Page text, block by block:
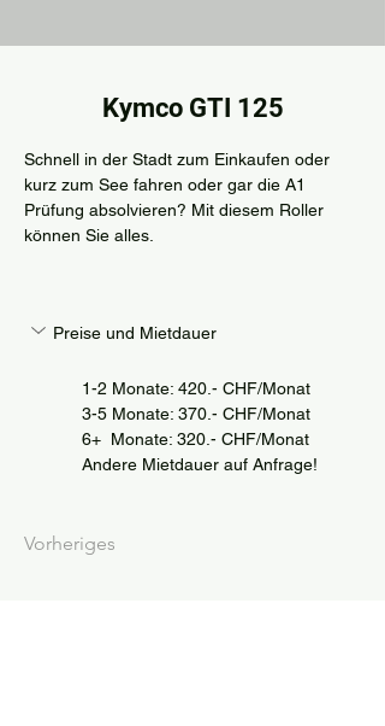
Kymco GTI 125
Schnell in der Stadt zum Einkaufen oder
kurz zum See fahren oder gar die A1
Prüfung absolvieren? Mit diesem Roller
können Sie alles.
Preise und Mietdauer
1-2 Monate: 420.- CHF/Monat
3-5 Monate: 370.- CHF/Monat
6+  Monate: 320.- CHF/Monat
Andere Mietdauer auf Anfrage!
Vorheriges